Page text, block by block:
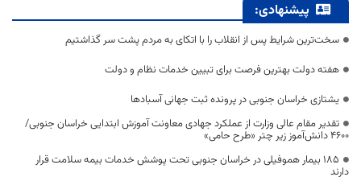
پیشنهادی:
سخت‌ترین شرایط پس از انقلاب را با اتکای به مردم پشت سر گذاشتیم
هفته دولت بهترین فرصت برای تبیین خدمات نظام و دولت
یشتازی خراسان جنوبی در پرونده ثبت جهانی آسبادها
تقدیر مقام عالی وزارت از عملکرد جهادی معاونت آموزش ابتدایی خراسان جنوبی/
۴۶۰۰ دانش‌آموز زیر چتر «طرح حامی»
۱۸۵ بیمار هموفیلی در خراسان جنوبی تحت پوشش خدمات بیمه سلامت قرار
دارند